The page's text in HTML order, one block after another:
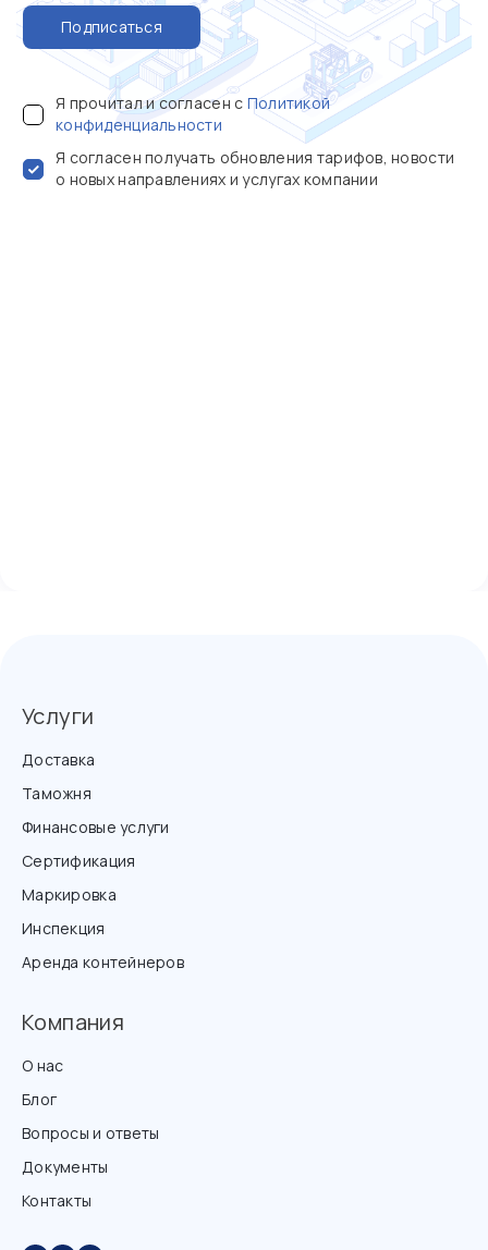
Подписаться
Я прочитал и согласен с Политикой
конфиденциальности
Я согласен получать обновления тарифов, новости
о новых направлениях и услугах компании
Услуги
Доставка
Таможня
Финансовые услуги
Сертификация
Маркировка
Инспекция
Аренда контейнеров
Компания
О нас
Блог
Вопросы и ответы
Документы
Контакты